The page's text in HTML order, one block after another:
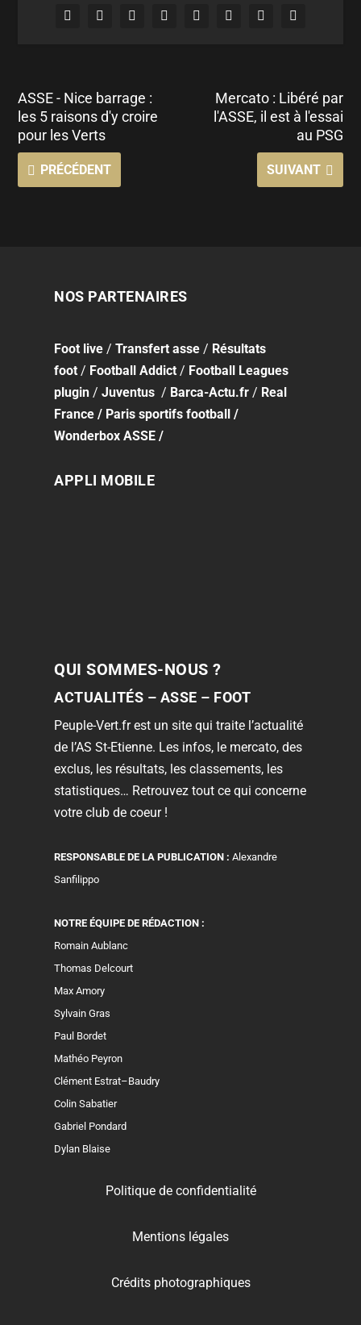
ASSE - Nice barrage :
les 5 raisons d'y croire
pour les Verts
PRÉCÉDENT
Mercato : Libéré par
l'ASSE, il est à l'essai
au PSG
SUIVANT
NOS PARTENAIRES
Foot live /Transfert asse / Résultats
foot / Football Addict / Football Leagues
plugin /Juventus / Barca-Actu.fr / Real
France / Paris sportifs football /
Wonderbox ASSE /
APPLI MOBILE
QUI SOMMES-NOUS ?
ACTUALITÉS – ASSE – FOOT
Peuple-Vert.fr est un site qui traite l’actualité
de l’AS St-Etienne. Les infos, le mercato, des
exclus, les résultats, les classements, les
statistiques… Retrouvez tout ce qui concerne
votre club de coeur !
RESPONSABLE DE LA PUBLICATION : Alexandre
Sanfilippo
NOTRE ÉQUIPE DE RÉDACTION :
Romain Aublanc
Thomas Delcourt
Max Amory
Sylvain Gras
Paul Bordet
Mathéo Peyron
Clément Estrat–Baudry
Colin Sabatier
Gabriel Pondard
Dylan Blaise
Politique de confidentialité
Mentions légales
Crédits photographiques